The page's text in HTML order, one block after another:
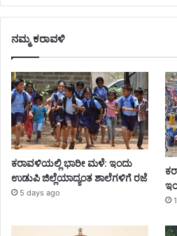
ನಮ್ಮ ಕರಾವಳಿ
ಕರಾವಳಿಯಲ್ಲಿ ಭಾರೀ ಮಳೆ: ಇಂದು
ಉಡುಪಿ ಜಿಲ್ಲೆಯಾದ್ಯಂತ ಶಾಲೆಗಳಿಗೆ ರಜೆ
5 days ago